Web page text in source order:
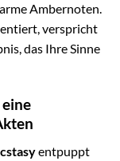
Ambernoten.
verspricht
das Ihre Sinne
entpuppt